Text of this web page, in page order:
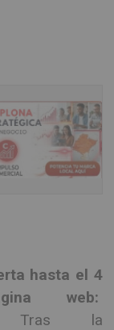
hasta el 4
web:
Tras la